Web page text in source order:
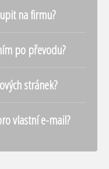
na firmu?
po převodu?
stránek?
vlastní e-mail?